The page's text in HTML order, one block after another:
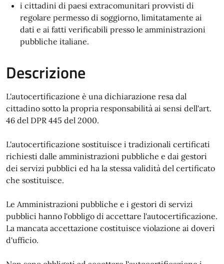
i cittadini di paesi extracomunitari provvisti di
regolare permesso di soggiorno, limitatamente ai
dati e ai fatti verificabili presso le amministrazioni
pubbliche italiane.
Descrizione
L'autocertificazione è una dichiarazione resa dal
cittadino sotto la propria responsabilità ai sensi dell'art.
46 del DPR 445 del 2000.
L'autocertificazione sostituisce i tradizionali certificati
richiesti dalle amministrazioni pubbliche e dai gestori
dei servizi pubblici ed ha la stessa validità del certificato
che sostituisce.
Le Amministrazioni pubbliche e i gestori di servizi
pubblici hanno l'obbligo di accettare l'autocertificazione.
La mancata accettazione costituisce violazione ai doveri
d'ufficio.